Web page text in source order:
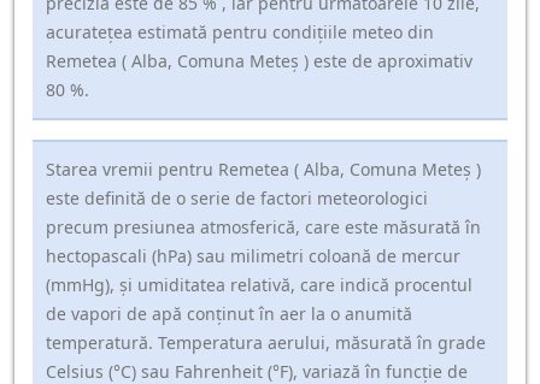
acuratețea estimată pentru condițiile meteo din
Remetea ( Alba, Comuna Meteş ) este de aproximativ
80 %.
Starea vremii pentru Remetea ( Alba, Comuna Meteş )
este definită de o serie de factori meteorologici
precum presiunea atmosferică, care este măsurată în
hectopascali (hPa) sau milimetri coloană de mercur
(mmHg), și umiditatea relativă, care indică procentul
de vapori de apă conținut în aer la o anumită
temperatură. Temperatura aerului, măsurată în grade
Celsius (°C) sau Fahrenheit (°F), variază în funcție de